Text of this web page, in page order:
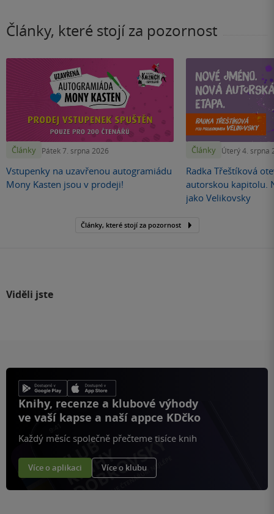
Články, které stojí za pozornost
Články Pátek 7. srpna 2026
Vstupenky na uzavřenou autogramiádu
Mony Kasten jsou v prodeji!
Články Úterý 4. srpna
Radka Třeštíková
autorskou kapitolu.
jako Velikovsky
Články, které stojí za pozornost
Viděli jste
Knihy, recenze a klubové výhody
ve vaší kapse a naší appce KDčko
Každý měsíc společně přečteme tisíce knih
Více o aplikaci Více o klubu